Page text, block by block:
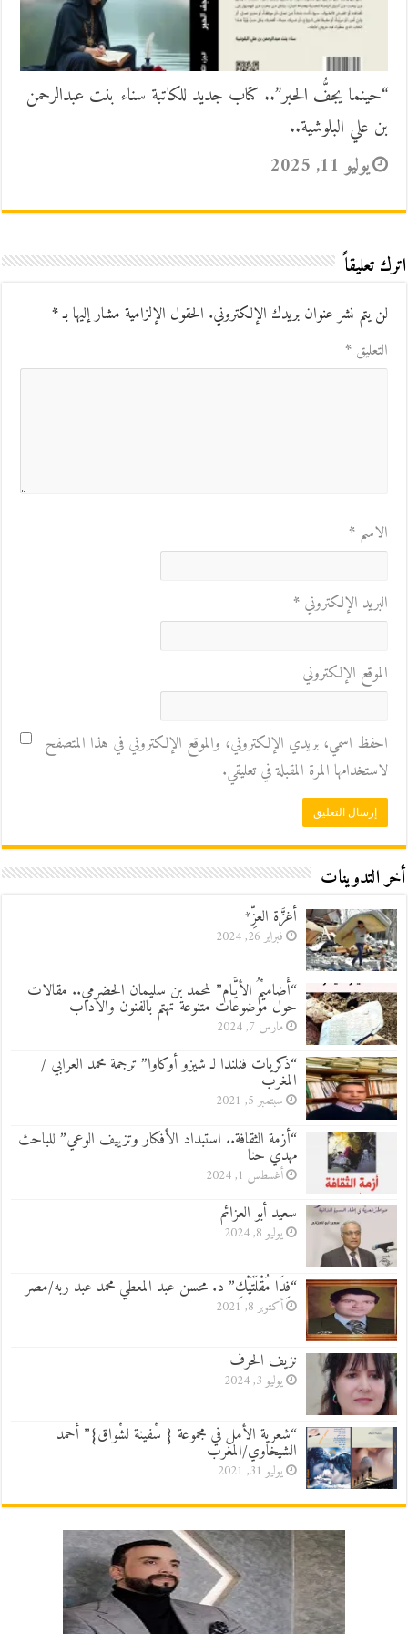
“حينما يجفُّ الحبر”.. كتاب جديد للكاتبة سناء بنت عبدالرحمن
بن علي البلوشية..
يوليو 11, 2025
اترك تعليقاً
لن يتم نشر عنوان بريدك الإلكتروني. الحقول الإلزامية مشار إليها بـ*
التعليق*
الاسم*
البريد الإلكتروني*
الموقع الإلكتروني
احفظ اسمي، بريدي الإلكتروني، والموقع الإلكتروني في هذا المتصفح
لاستخدامها المرة المقبلة في تعليقي.
أخر التدوينات
أغزَّة العزِّ*
فبراير 26, 2024
“أَضاميْمُ الأيَّام” لمحمد بن سليمان الحضرمي.. مقالات
حول موضوعات متنوعة تهتم بالفنون والآداب
مارس 7, 2024
“ذكريات فنلندا لـ شيزو أوكاوا” ترجمة محمد العرابي /
المغرب
سبتمبر 5, 2021
“أزمة الثقافة.. استبداد الأفكار وتزييف الوعي” للباحث
مهدي حنا
أغسطس 1, 2024
سعيد أبو العزائم
يوليو 8, 2024
“فِدَا مُقْلَتَيْكِ” د. محسن عبد المعطي محمد عبد ربه/مصر
أكتوبر 8, 2021
نزيف الحرف
يوليو 3, 2024
“شعرية الأمل في مجموعة { سْفينة لشْواق}” أحمد
الشيخاوي/المغرب
يوليو 31, 2021